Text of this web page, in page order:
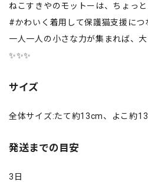
ねこすきやのモットーは、ちょっ
#かわいく着用して保護猫支援につ
一人一人の小さな力が集まれば、
✨✨✨
サイズ
全体サイズ:たて約13cm、よこ約
発送までの目安
3日